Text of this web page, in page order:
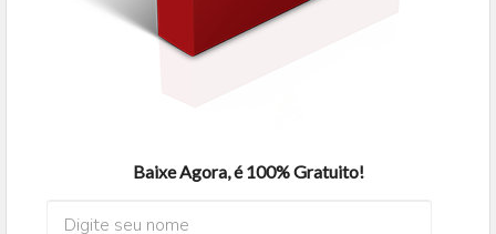
Baixe Agora, é 100% Gratuito!